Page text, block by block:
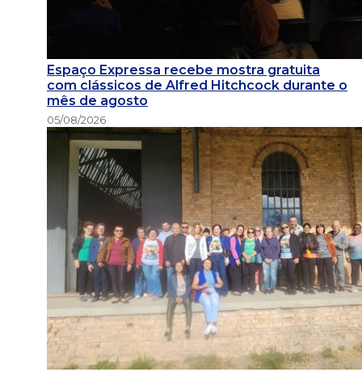
Espaço Expressa recebe mostra gratuita
com clássicos de Alfred Hitchcock durante o
mês de agosto
05/08/2026